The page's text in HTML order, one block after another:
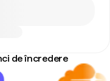
de încredere